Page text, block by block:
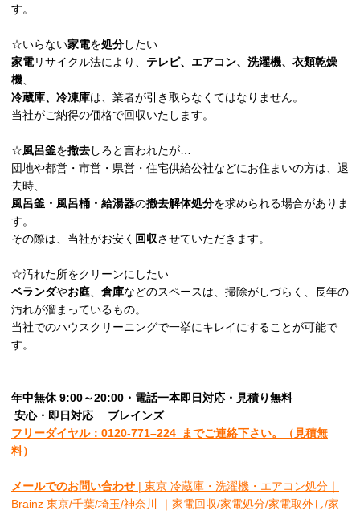
す。
☆いらない家電を処分したい
家電リサイクル法により、 テレビ、エアコン、洗濯機、衣類乾燥
機
冷蔵庫、冷凍庫は、業者が引き取らなくてはなりません。
当社がご納得の価格で回収いたします。
☆風呂釜を撤去しろと言われたが…
団地や都営・市営・県営・住宅供給公社などにお住まいの方は、退
去時、
風呂釜・風呂桶・給湯器の撤去解体処分を求められる場合がありま
す。
その際は、当社がお安く 回収させていただきます。
☆汚れた所をクリーンにしたい
ベランダやお庭 倉庫などのスペースは、掃除がしづらく、長年の
汚れが溜まっているもの。
当社でのハウスクリーニングで一挙にキレイにすることが可能で
す。
年中無休 9:00～20:00・電話一本即日対応・見積り無料
安心・即日対応
ブレインズ
フリーダイヤル：0120-771–224 までご連絡下さい。
（見積無
料）
メールでのお問い合わせ | 東京 冷蔵庫・洗濯機・エアコン処分｜
Brainz 東京/千葉/埼玉/神奈川 ｜家電回収/家電処分/家電取外し/家